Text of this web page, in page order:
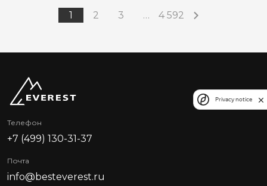
1 2 3 … 4 592
Телефон
+7 (499) 130-31-37
Почта
info@besteverest.ru
Privacy notice